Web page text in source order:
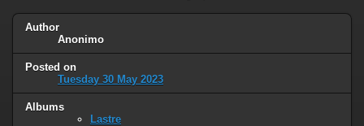
Author
Anonimo
Posted on
Tuesday 30 May 2023
Albums
Lastre